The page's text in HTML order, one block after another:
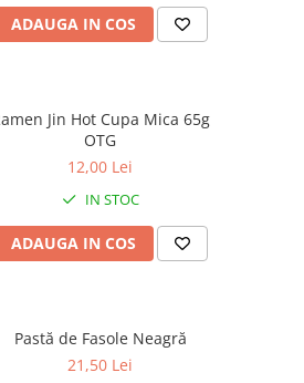
ADAUGA IN COS
Jin Hot Cupa Mica 65g
OTG
12,00 Lei
IN STOC
ADAUGA IN COS
Pastă de Fasole Neagră
21,50 Lei